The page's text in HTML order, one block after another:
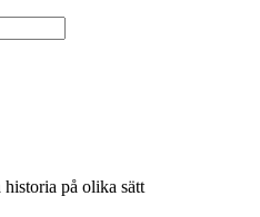
på olika sätt